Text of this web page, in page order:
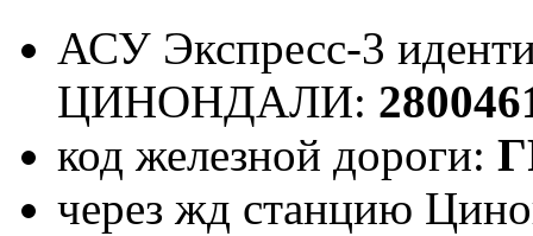
АСУ Экспресс-3
ЦИНОНДАЛИ:
код железной дороги:
через жд станцию